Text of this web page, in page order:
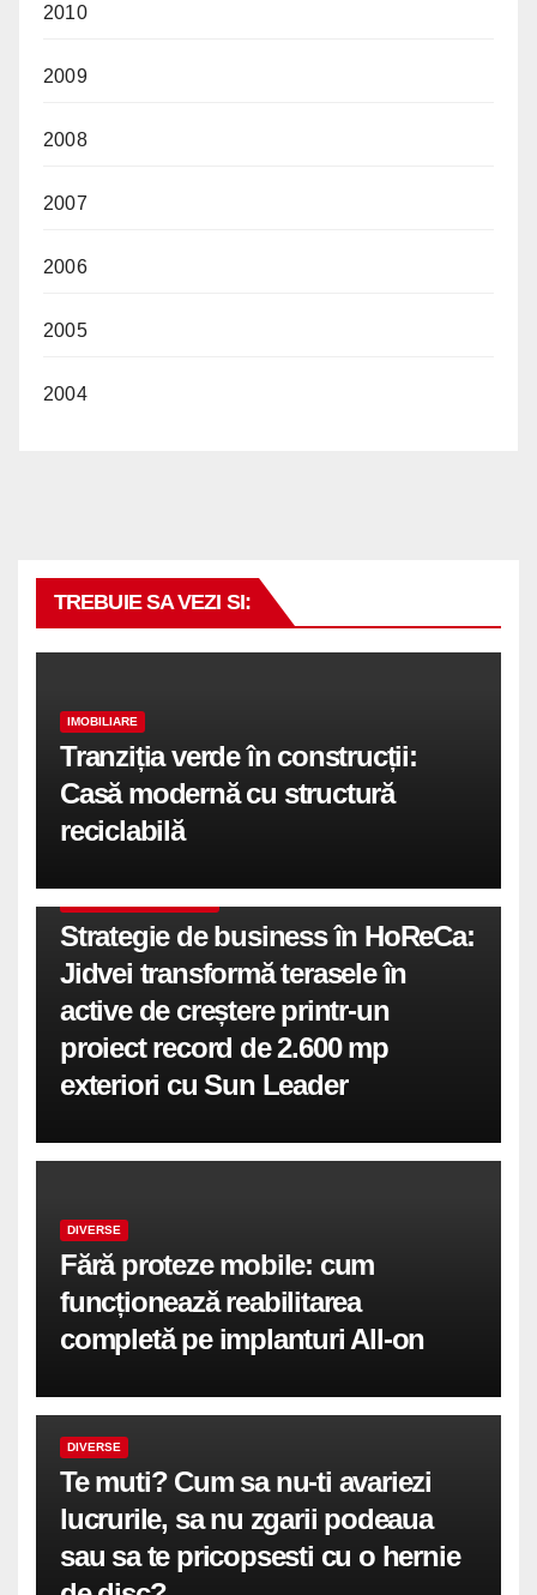
2010
2009
2008
2007
2006
2005
2004
TREBUIE SA VEZI SI:
IMOBILIARE
Tranziția verde în construcții:
Casă modernă cu structură
reciclabilă
Strategie de business în HoReCa:
Jidvei transformă terasele în
active de creștere printr-un
proiect record de 2.600 mp
exteriori cu Sun Leader
DIVERSE
Fără proteze mobile: cum
funcționează reabilitarea
completă pe implanturi All-on
DIVERSE
Te muti? Cum sa nu-ti avariezi
lucrurile, sa nu zgarii podeaua
sau sa te pricopsesti cu o hernie